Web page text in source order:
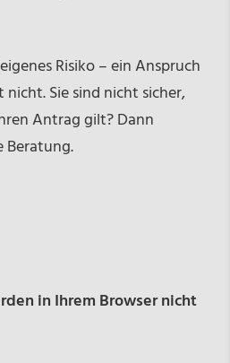
Risiko – ein Anspruch
Sie sind nicht sicher,
Antrag gilt? Dann
Beratung.
in Ihrem Browser nicht